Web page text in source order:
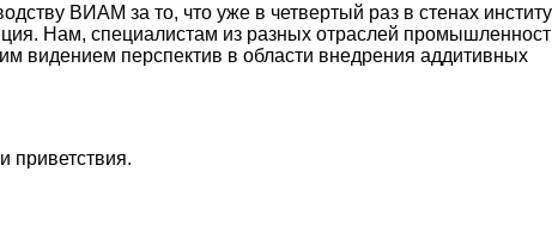
ВИАМ за то, что уже в четвертый раз в стенах
Нам, специалистам из разных отраслей
видением перспектив в области внедрения аддитивных
приветствия.